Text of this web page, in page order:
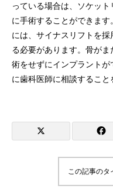
っている場合は、ソケッ
に手術することができま
には、サイナスリフトを
る必要があります。骨が
術をせずにインプラント
に歯科医師に相談すること
この記事の